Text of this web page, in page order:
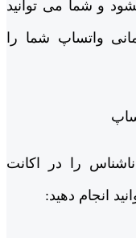
و شما می توانید
واتساپ شما را
ناشناس را در اکانت
انجام دهید: